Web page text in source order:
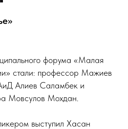
форума «Малая
стали: профессор Мажиев
Алиев Саламбек и
Мовсулов Мохдан.
выступил Хасан